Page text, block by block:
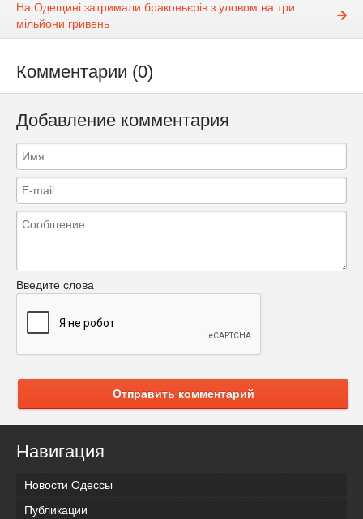
На Одещині затримали браконьєрів з уловом на три
мільйони гривень
Комментарии (0)
Добавление комментария
Введите слова
Отправить комментарий
Навигация
Новости Одессы
Публикации